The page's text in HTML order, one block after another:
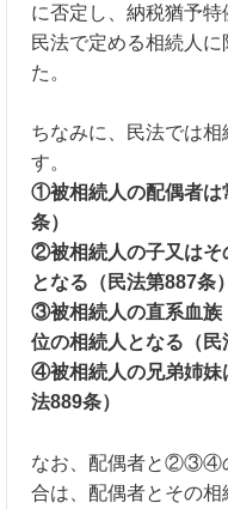
に否定し、納税猶予特
民法で定める相続人
た。
ちなみに、民法では
す。
①被相続人の配偶者は
条）
②被相続人の子又はそ
となる（民法第887条）
③被相続人の直系血族
位の相続人となる（民
④被相続人の兄弟姉妹
法889条）
なお、配偶者と②③④
合は、配偶者とその相